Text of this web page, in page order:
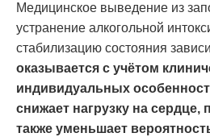
Медицинское выведение из
устранение алкогольной
стабилизацию состояния
оказывается с учётом
индивидуальных
снижает нагрузку на сердце,
также уменьшает